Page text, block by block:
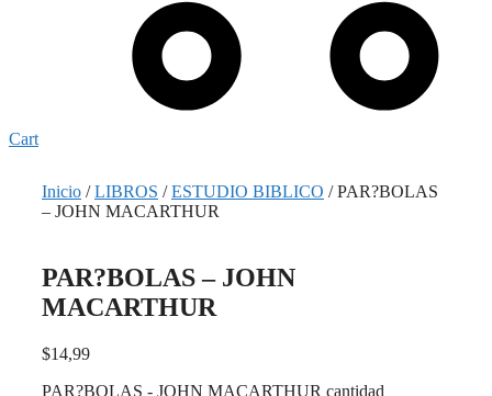
Cart
Inicio /LIBROS /ESTUDIO BIBLICO / PAR?BOLAS
– JOHN MACARTHUR
PAR?BOLAS – JOHN
MACARTHUR
$14,99
PAR?BOLAS - JOHN MACARTHUR cantidad